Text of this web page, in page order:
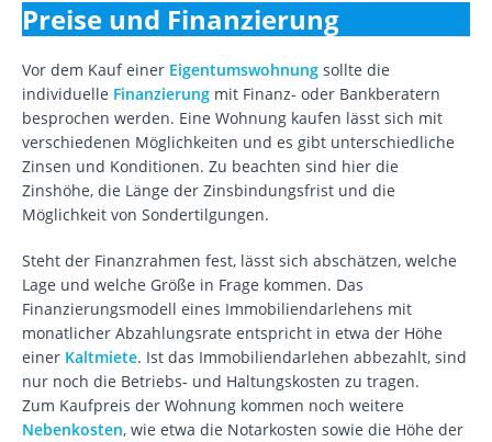
Preise und Finanzierung
Vor dem Kauf einer Eigentumswohnung sollte die
individuelle Finanzierung mit Finanz- oder Bankberatern
besprochen werden. Eine Wohnung kaufen lässt sich mit
verschiedenen Möglichkeiten und es gibt unterschiedliche
Zinsen und Konditionen. Zu beachten sind hier die
Zinshöhe, die Länge der Zinsbindungsfrist und die
Möglichkeit von Sondertilgungen.
Steht der Finanzrahmen fest, lässt sich abschätzen, welche
Lage und welche Größe in Frage kommen. Das
Finanzierungsmodell eines Immobiliendarlehens mit
monatlicher Abzahlungsrate entspricht in etwa der Höhe
einer Kaltmiete. Ist das Immobiliendarlehen abbezahlt, sind
nur noch die Betriebs- und Haltungskosten zu tragen.
Zum Kaufpreis der Wohnung kommen noch weitere
Nebenkosten, wie etwa die Notarkosten sowie die Höhe der